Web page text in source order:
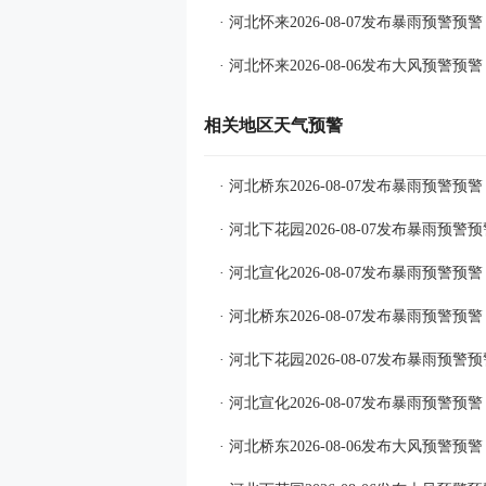
· 河北怀来2026-08-07发布暴雨预警预警
· 河北怀来2026-08-06发布大风预警预警
相关地区天气预警
· 河北桥东2026-08-07发布暴雨预警预警
· 河北下花园2026-08-07发布暴雨预警预
· 河北宣化2026-08-07发布暴雨预警预警
· 河北桥东2026-08-07发布暴雨预警预警
· 河北下花园2026-08-07发布暴雨预警预
· 河北宣化2026-08-07发布暴雨预警预警
· 河北桥东2026-08-06发布大风预警预警